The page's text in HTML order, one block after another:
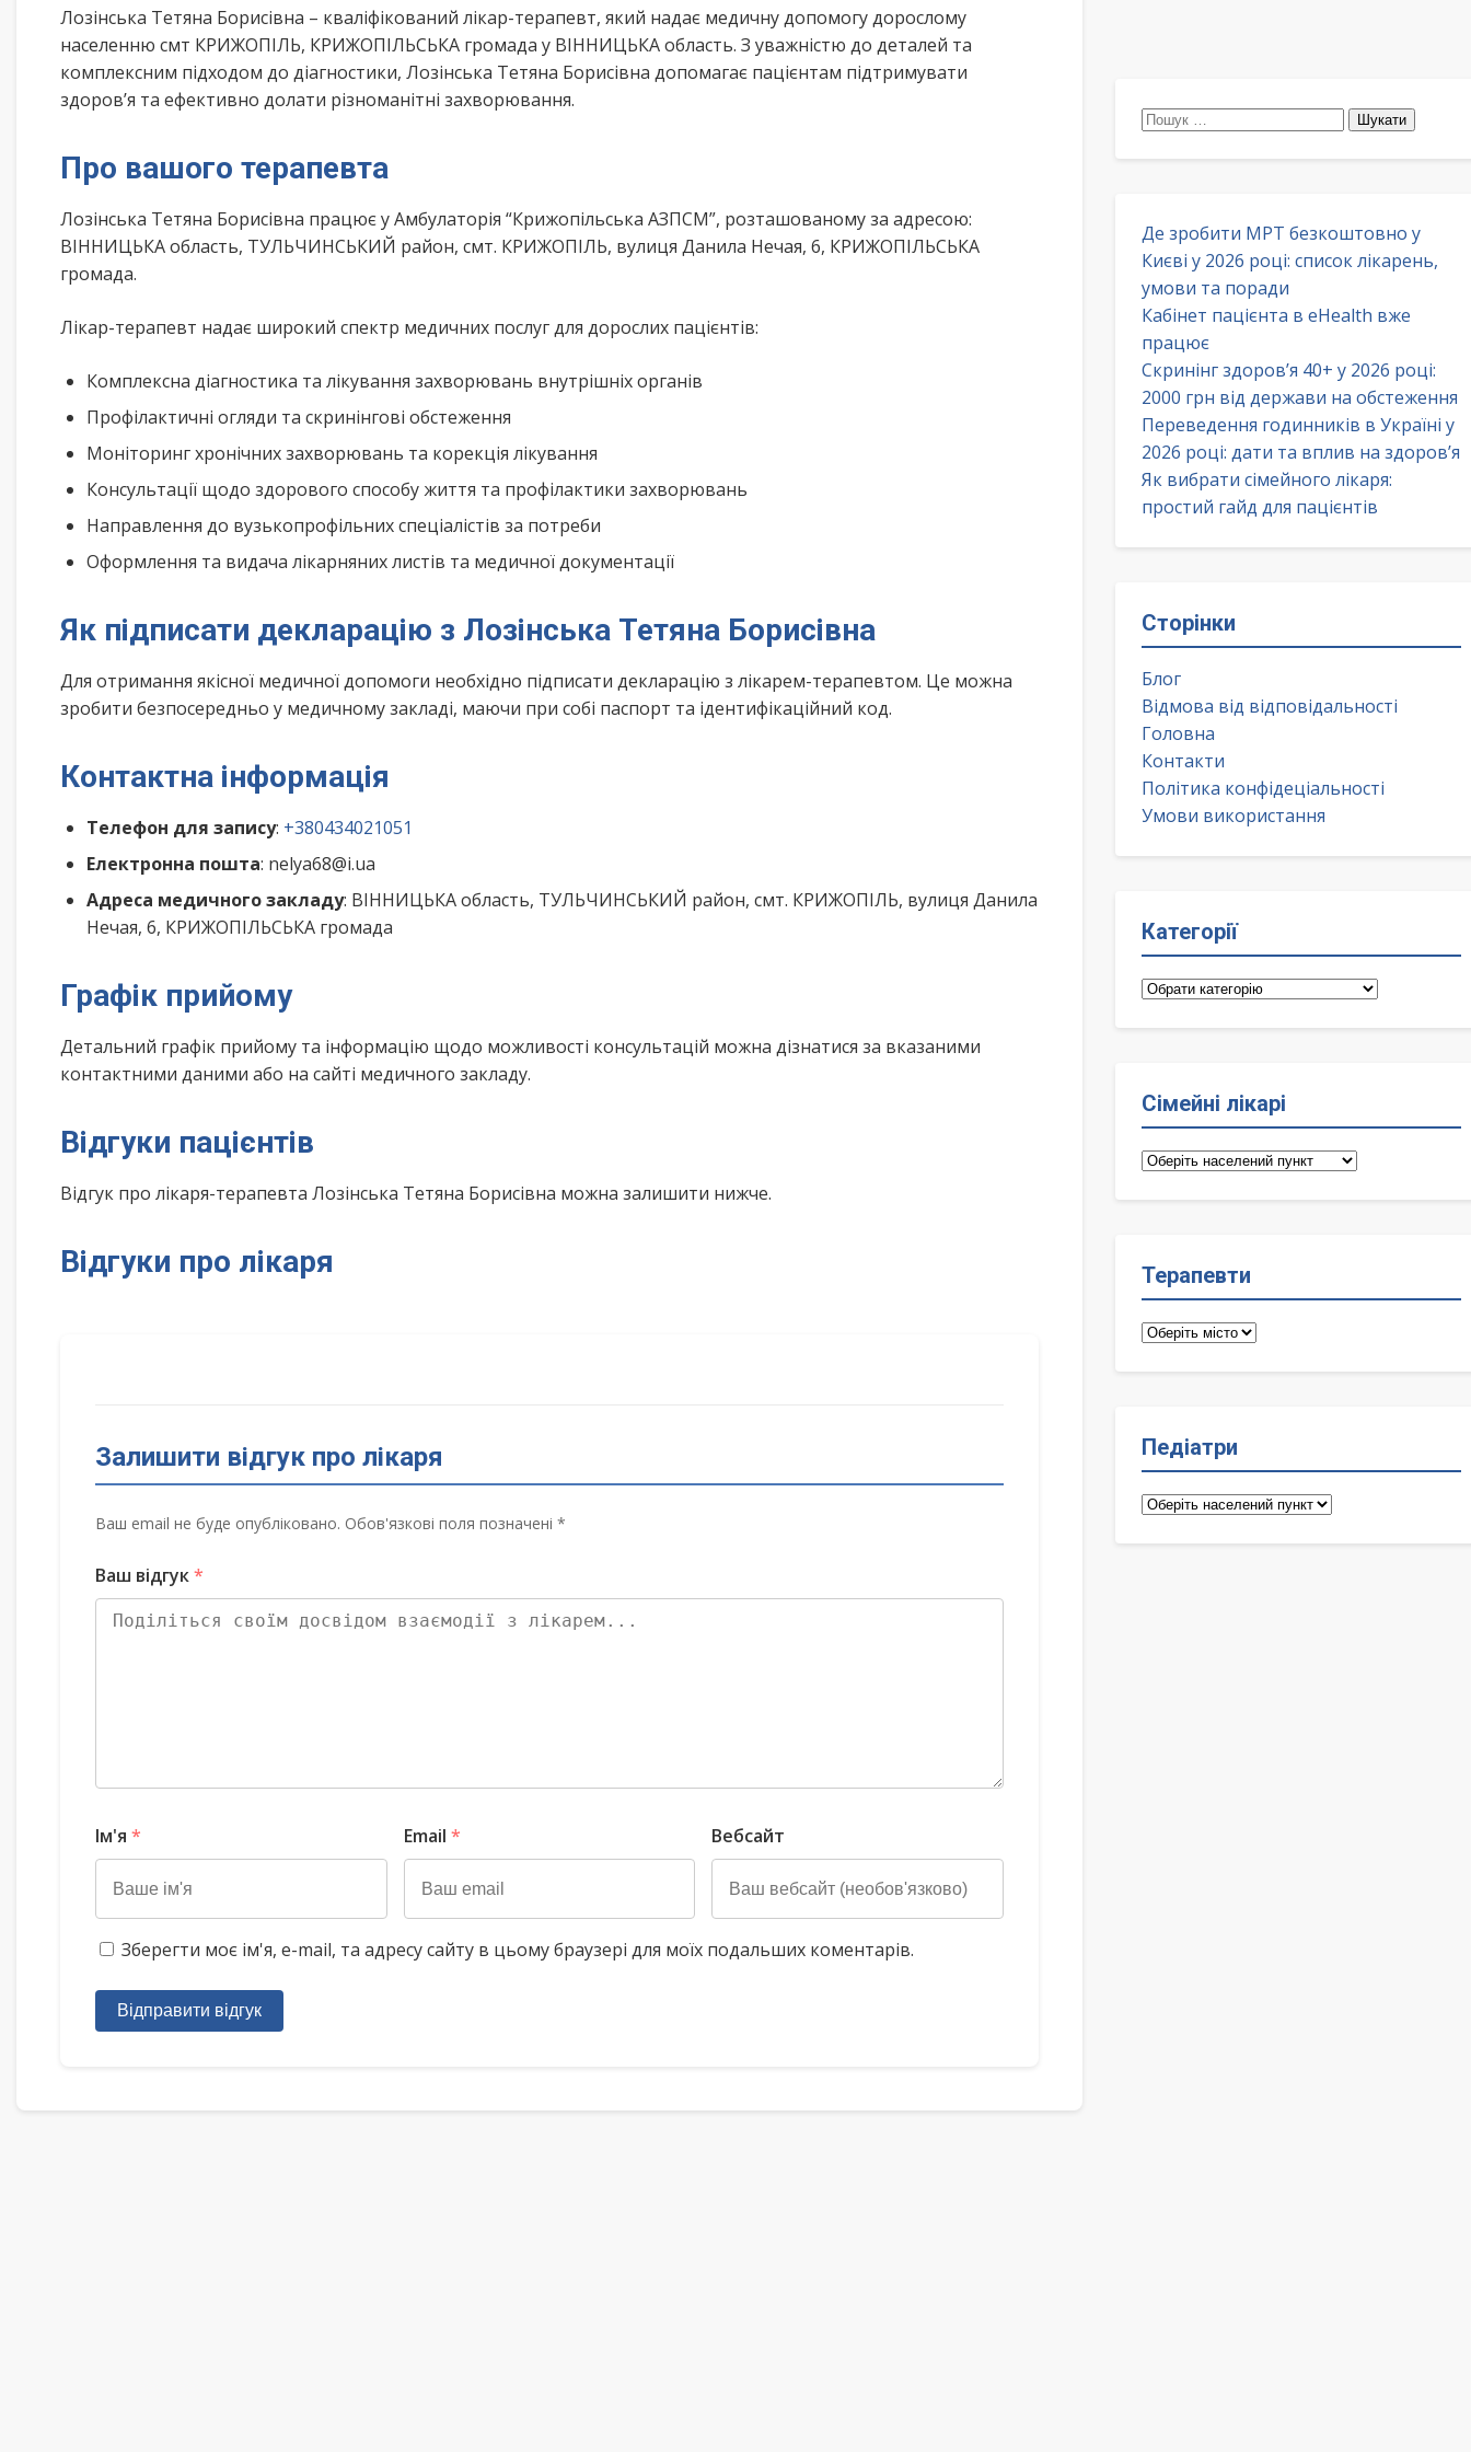
Лозінська Тетяна Борисівна – кваліфікований лікар-терапевт, який надає медичну допомогу дорослому
населенню смт КРИЖОПІЛЬ, КРИЖОПІЛЬСЬКА громада у ВІННИЦЬКА область. З уважністю до деталей та
комплексним підходом до діагностики, Лозінська Тетяна Борисівна допомагає пацієнтам підтримувати
здоров’я та ефективно долати різноманітні захворювання.
Про вашого терапевта
Лозінська Тетяна Борисівна працює у Амбулаторія “Крижопільська АЗПСМ”, розташованому за адресою:
ВІННИЦЬКА область, ТУЛЬЧИНСЬКИЙ район, смт. КРИЖОПІЛЬ, вулиця Данила Нечая, 6, КРИЖОПІЛЬСЬКА
громада.
Лікар-терапевт надає широкий спектр медичних послуг для дорослих пацієнтів:
Комплексна діагностика та лікування захворювань внутрішніх органів
Профілактичні огляди та скринінгові обстеження
Моніторинг хронічних захворювань та корекція лікування
Консультації щодо здорового способу життя та профілактики захворювань
Направлення до вузькопрофільних спеціалістів за потреби
Оформлення та видача лікарняних листів та медичної документації
Як підписати декларацію з Лозінська Тетяна Борисівна
Для отримання якісної медичної допомоги необхідно підписати декларацію з лікарем-терапевтом. Це можна
зробити безпосередньо у медичному закладі, маючи при собі паспорт та ідентифікаційний код.
Контактна інформація
Телефон для запису: +380434021051
Електронна пошта: nelya68@i.ua
Адреса медичного закладу: ВІННИЦЬКА область, ТУЛЬЧИНСЬКИЙ район, смт. КРИЖОПІЛЬ, вулиця Данила
Нечая, 6, КРИЖОПІЛЬСЬКА громада
Графік прийому
Детальний графік прийому та інформацію щодо можливості консультацій можна дізнатися за вказаними
контактними даними або на сайті медичного закладу.
Відгуки пацієнтів
Відгук про лікаря-терапевта Лозінська Тетяна Борисівна можна залишити нижче.
Відгуки про лікаря
Залишити відгук про лікаря
Ваш email не буде опубліковано. Обов'язкові поля позначені *
Ваш відгук*
Ім'я * Email * Вебсайт
Зберегти моє ім'я, e-mail, та адресу сайту в цьому браузері для моїх подальших коментарів.
Відправити відгук
Пошук:
Де зробити МРТ безкоштовно у
Києві у 2026 році: список лікарень,
умови та поради
Кабінет пацієнта в eHealth вже
працює
Скринінг здоров’я 40+ у 2026 році:
2000 грн від держави на обстеження
Переведення годинників в Україні у
2026 році: дати та вплив на здоров’я
Як вибрати сімейного лікаря:
простий гайд для пацієнтів
Сторінки
Блог
Відмова від відповідальності
Головна
Контакти
Політика конфідеціальності
Умови використання
Категорії
Категорії
Сімейні лікарі
Сімейні
Терапевти
Терапевти
Педіатри
Педіатри